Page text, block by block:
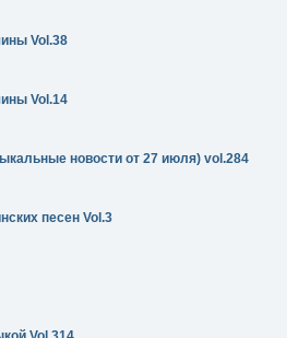
Vol.38
Vol.14
новости от 27 июля) vol.284
песен Vol.3